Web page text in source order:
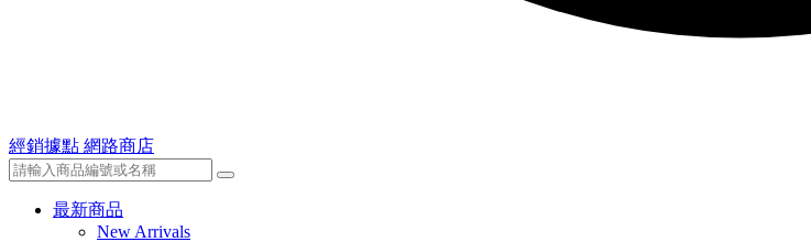
經銷據點 網路商店
最新商品
New Arrivals